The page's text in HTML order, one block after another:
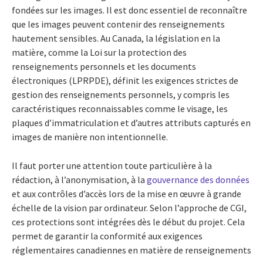
fondées sur les images. Il est donc essentiel de reconnaître
que les images peuvent contenir des renseignements
hautement sensibles. Au Canada, la législation en la
matière, comme la Loi sur la protection des
renseignements personnels et les documents
électroniques (LPRPDE), définit les exigences strictes de
gestion des renseignements personnels, y compris les
caractéristiques reconnaissables comme le visage, les
plaques d’immatriculation et d’autres attributs capturés en
images de manière non intentionnelle.
Il faut porter une attention toute particulière à la
rédaction, à l’anonymisation, à la gouvernance des données
et aux contrôles d’accès lors de la mise en œuvre à grande
échelle de la vision par ordinateur. Selon l’approche de CGI,
ces protections sont intégrées dès le début du projet. Cela
permet de garantir la conformité aux exigences
réglementaires canadiennes en matière de renseignements